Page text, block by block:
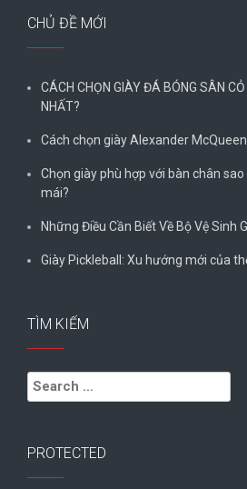
CHỦ ĐỀ MỚI
CÁCH CHỌN GIÀY ĐÁ BÓNG SÂN
NHẤT?
Cách chọn giày Alexander
Chọn giày phù hợp với bàn chân
mái?
Những Điều Cần Biết Về Bộ Vệ Sinh
Giày Pickleball: Xu hướng mới của
TÌM KIẾM
Search
for:
PROTECTED